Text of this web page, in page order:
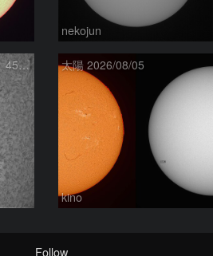
nekojun
8月5日の太陽➂（西面 4502 C1.7フレア ） 太陽 2026/08/05
kino
Follow